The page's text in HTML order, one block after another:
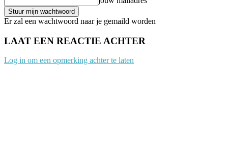
Er zal een wachtwoord naar je gemaild worden
LAAT EEN REACTIE ACHTER
Log in om een opmerking achter te laten